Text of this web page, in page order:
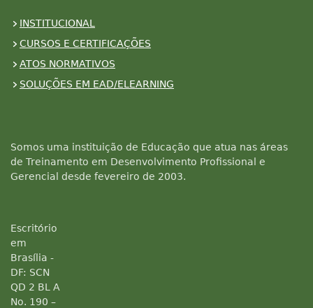
INSTITUCIONAL
CURSOS E CERTIFICAÇÕES
ATOS NORMATIVOS
SOLUÇÕES EM EAD/ELEARNING
Somos uma instituição de Educação que atua nas áreas
de Treinamento em Desenvolvimento Profissional e
Gerencial desde fevereiro de 2003.
Escritório
em
Brasília -
DF: SCN
QD 2 BL A
No. 190 –